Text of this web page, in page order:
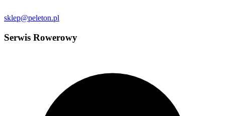
sklep@peleton.pl
Serwis Rowerowy